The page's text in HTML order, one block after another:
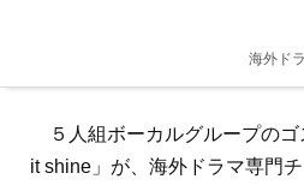
海外ド
５人組ボーカルグループのゴ
it shine」が、海外ドラマ専門